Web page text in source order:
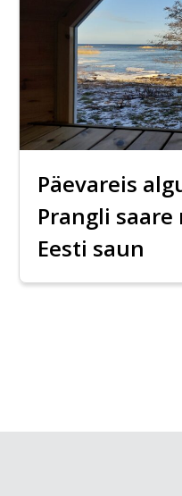
Päevareis
Prangli
Eesti saun